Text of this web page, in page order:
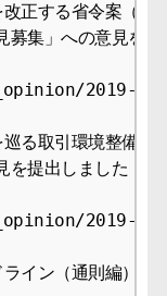
正する省令案（電
募集」への意見を提
2019-09
る取引環境整備に
を提出しました
2019-09
イン（通則編）」